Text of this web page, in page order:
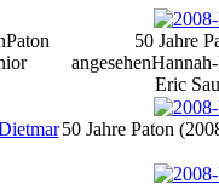
Paton
50 Jahre
angesehen
Eric
50 Jahre Paton